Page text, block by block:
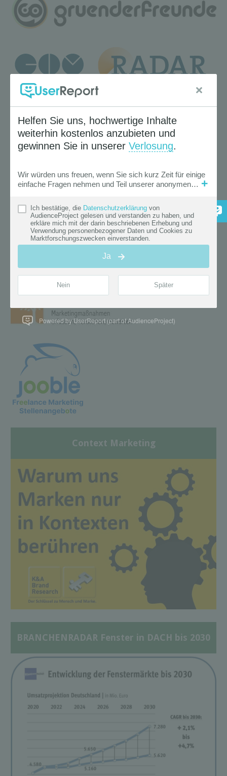
Context Marketing
BRANCHENRADAR Fenster in DACH bis 2030
Powered by UserReport (part of AudienceProject)